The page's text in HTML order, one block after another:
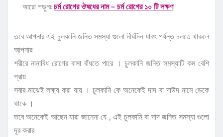
আরো পড়ুনঃচর্ম রোগের ঔষধের নাম – চর্ম রোগের ১০ টি লক্ষণ
তবে আপনার এই চুলকানি জনিত সমস্যা গুলো দীর্ঘদিন যাবৎ পর্যন্ত চলতে থাকলে
আপনার
শরীরে নানাবিধ রোগের বাসা বাঁধতে পারে । চুলকানি জনিত সমস্যাটি কম বেশি
প্রায়
সবার মাঝেই লক্ষ্য করা যায় । চুলকানি কে অনেকেই দাদ বা দাউদ নামে ডেকে
থাকে ।
তবে অনেকেই আছেন যারা জানেনা যে , এই চুলকানি বা দাদ জনিত সমস্যা গুলো
দূর করার